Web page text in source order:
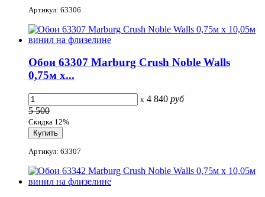
Артикул: 63306
Обои 63307 Marburg Crush Noble Walls
0,75м x...
x 4 840 руб
5 500
Скидка 12%
Артикул: 63307